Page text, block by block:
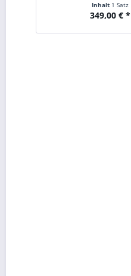
Inhalt 1 Satz
349,00 € *